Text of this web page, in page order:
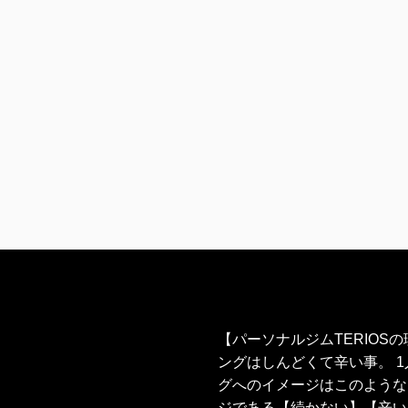
【パーソナルジムTERIOS
ングはしんどくて辛い事。
グへのイメージはこのよう